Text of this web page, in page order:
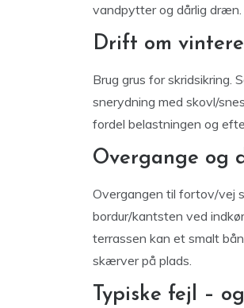
vandpytter og dårlig dræn.
Drift om
Brug grus for skridsikring.
snerydning med skovl/
fordel belastningen og
Overgange og
Overgangen til fortov/vej
bordur/kantsten ved
terrassen kan et smalt
skærver på plads.
Typiske fejl –